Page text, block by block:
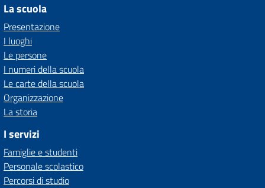
La scuola
Presentazione
I luoghi
Le persone
I numeri della scuola
Le carte della scuola
Organizzazione
La storia
I servizi
Famiglie e studenti
Personale scolastico
Percorsi di studio